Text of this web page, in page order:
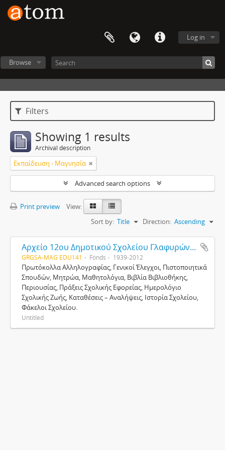
Log in
Browse
Filters
Showing 1 results
Archival description
Εκπαίδευση - Μαγνησία
Advanced search options
Print preview
View:
Sort by: Title Direction: Ascending
Αρχείο 12ου Δημοτικού Σχολείου Γλαφυρών - Νέας Ιωνίας
GRGSA-MAG EDU141 Fonds 1939-2012
Πρωτόκολλα Αλληλογραφίας, Γενικοί Έλεγχοι, Πιστοποιητικά
Σπουδών, Μητρώα, Μαθητολόγια, Βιβλία Βιβλιοθήκης,
Περιουσίας, Πράξεις Σχολικής Εφορείας, Ημερολόγιο
Σχολικής Ζωής, Καταθέσεις – Αναλήψεις, Ιστορία Σχολείου,
Φάκελοι Σχολείου.
Untitled